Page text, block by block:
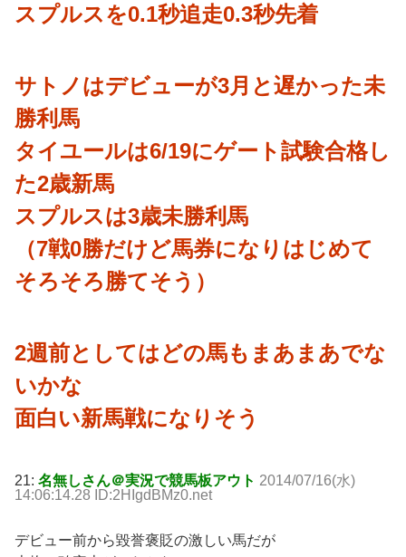
スプルスを0.1秒追走0.3秒先着
サトノはデビューが3月と遅かった未
勝利馬
タイユールは6/19にゲート試験合格し
た2歳新馬
スプルスは3歳未勝利馬
（7戦0勝だけど馬券になりはじめて
そろそろ勝てそう）
2週前としてはどの馬もまあまあでな
いかな
面白い新馬戦になりそう
21: 名無しさん＠実況で競馬板アウト 2014/07/16(水)
14:06:14.28 ID:2HIgdBMz0.net
デビュー前から毀誉褒貶の激しい馬だが